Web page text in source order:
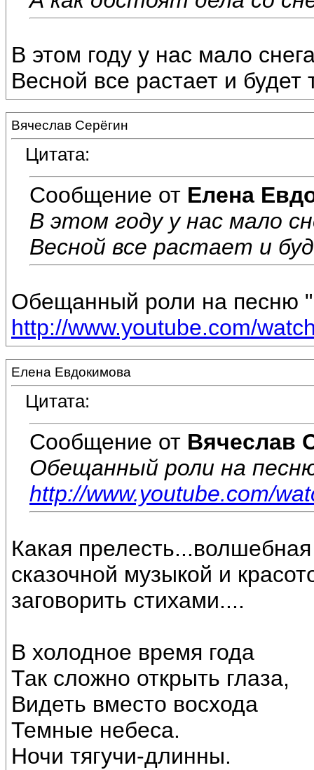
В этом году у нас мало
Весной все растает и
Вячеслав Серёгин
Цитата:
Сообщение от Елена
В этом году у нас мало
Весной все растает и
Обещанный роли на песню
http://www.youtube.com/
Елена Евдокимова
Цитата:
Сообщение от Вячеслав
Обещанный роли на
http://www.youtube.com/
Какая
сказочной музыкой и
заговорить стихами....
В холодное время года
Так сложно открыть глаза,
Видеть вместо восхода
Темные небеса.
Ночи тягучи-длинны.